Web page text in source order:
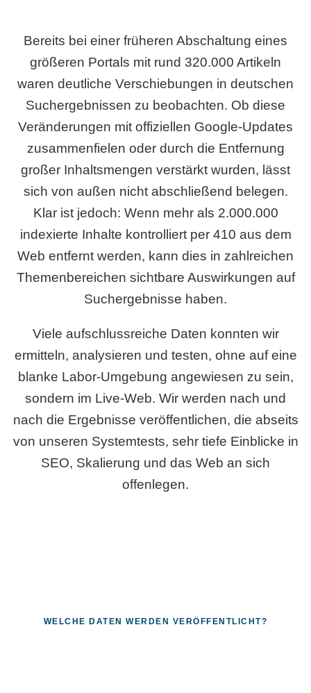
Bereits bei einer früheren Abschaltung eines
größeren Portals mit rund 320.000 Artikeln
waren deutliche Verschiebungen in deutschen
Suchergebnissen zu beobachten. Ob diese
Veränderungen mit offiziellen Google-Updates
zusammenfielen oder durch die Entfernung
großer Inhaltsmengen verstärkt wurden, lässt
sich von außen nicht abschließend belegen.
Klar ist jedoch: Wenn mehr als 2.000.000
indexierte Inhalte kontrolliert per 410 aus dem
Web entfernt werden, kann dies in zahlreichen
Themenbereichen sichtbare Auswirkungen auf
Suchergebnisse haben.
Viele aufschlussreiche Daten konnten wir
ermitteln, analysieren und testen, ohne auf eine
blanke Labor-Umgebung angewiesen zu sein,
sondern im Live-Web. Wir werden nach und
nach die Ergebnisse veröffentlichen, die abseits
von unseren Systemtests, sehr tiefe Einblicke in
SEO, Skalierung und das Web an sich
offenlegen.
WELCHE DATEN WERDEN VERÖFFENTLICHT?